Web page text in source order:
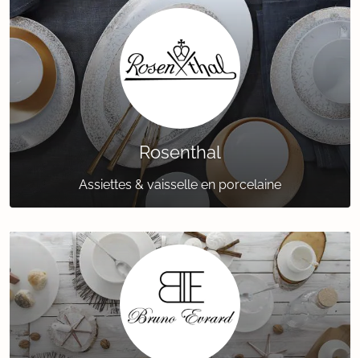
Rosenthal
Assiettes & vaisselle en porcelaine